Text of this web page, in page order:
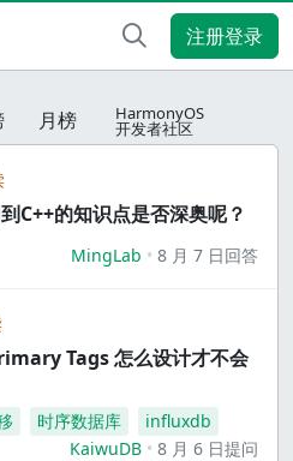
注册登录
月榜 HarmonyOS
开发者社区
C++的知识点是否深奥呢？
MingLab 8 月 7 日回答
Tags 怎么设计才不会
时序数据库
influxdb
KaiwuDB
8 月 6 日提问